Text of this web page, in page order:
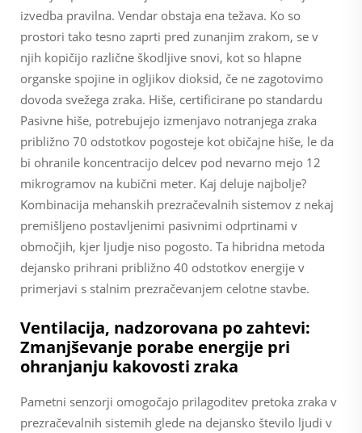
izvedba pravilna. Vendar obstaja ena težava. Ko so
prostori tako tesno zaprti pred zunanjim zrakom, se v
njih kopičijo različne škodljive snovi, kot so hlapne
organske spojine in ogljikov dioksid, če ne zagotovimo
dovoda svežega zraka. Hiše, certificirane po standardu
Pasivne hiše, potrebujejo izmenjavo notranjega zraka
približno 70 odstotkov pogosteje kot običajne hiše, le da
bi ohranile koncentracijo delcev pod nevarno mejo 12
mikrogramov na kubični meter. Kaj deluje najbolje?
Kombinacija mehanskih prezračevalnih sistemov z nekaj
premišljeno postavljenimi pasivnimi odprtinami v
območjih, kjer ljudje niso pogosto. Ta hibridna metoda
dejansko prihrani približno 40 odstotkov energije v
primerjavi s stalnim prezračevanjem celotne stavbe.
Ventilacija, nadzorovana po zahtevi:
Zmanjševanje porabe energije pri
ohranjanju kakovosti zraka
Pametni senzorji omogočajo prilagoditev pretoka zraka v
prezračevalnih sistemih glede na dejansko število ljudi v